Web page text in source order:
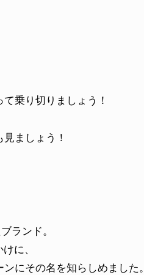
乗り切りましょう！
ましょう！
ランド。
に、
にその名を知らしめました。